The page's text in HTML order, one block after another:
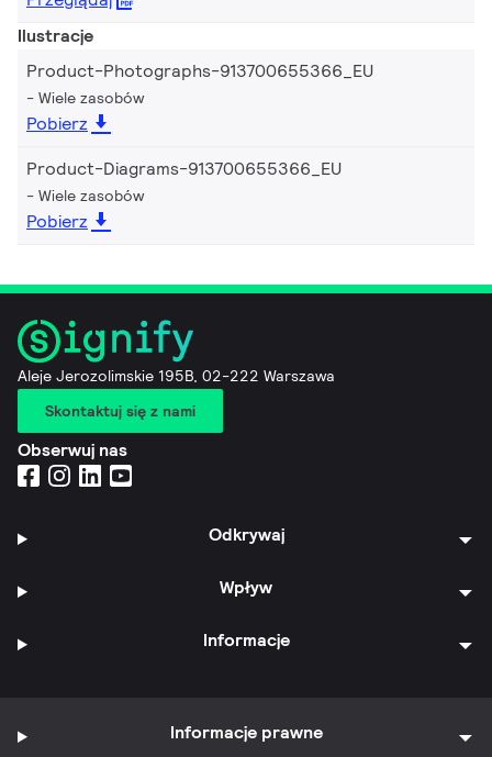
Ilustracje
Product-Photographs-913700655366_EU
Wiele zasobów
Pobierz
Product-Diagrams-913700655366_EU
Wiele zasobów
Pobierz
Aleje Jerozolimskie 195B, 02-222 Warszawa
Skontaktuj się z nami
Obserwuj nas
Odkrywaj
Wpływ
Informacje
Informacje prawne